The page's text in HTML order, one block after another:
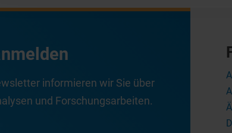
informieren wir Sie über
und Forschungsarbeiten.